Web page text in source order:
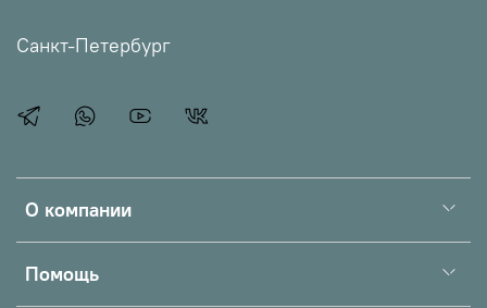
О компании
Помощь
Санкт-Петербург